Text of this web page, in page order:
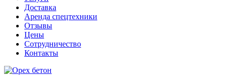
Доставка
Аренда спецтехники
Отзывы
Цены
Сотрудничество
Контакты